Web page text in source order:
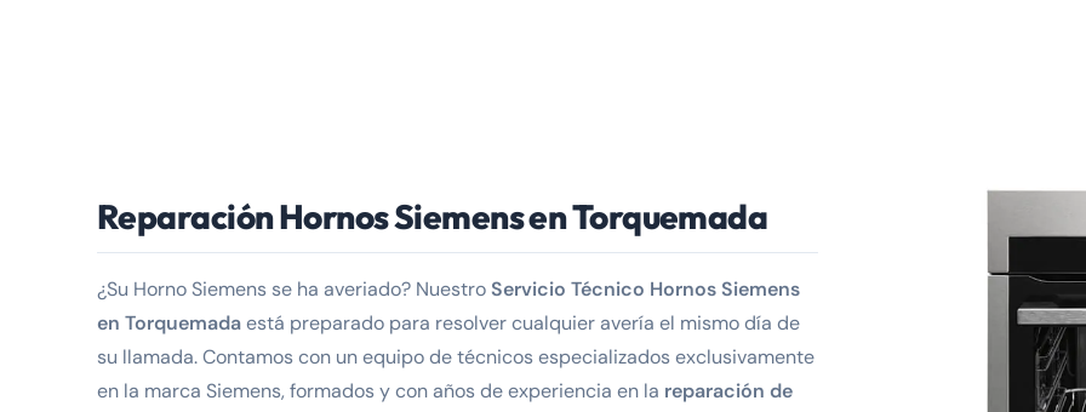
Reparación Hornos Siemens en Torquemada
¿Su Horno Siemens se ha averiado? Nuestro Servicio Técnico Hornos Siemens
en Torquemadaestá preparado para resolver cualquier avería el mismo día de
su llamada. Contamos con un equipo de técnicos especializados exclusivamente
en la marca Siemens, formados y con años de experiencia en la reparación de